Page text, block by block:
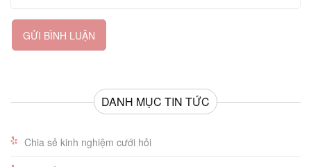
GỬI BÌNH LUẬN
DANH MỤC TIN TỨC
Chia sẻ kinh nghiệm cưới hỏi